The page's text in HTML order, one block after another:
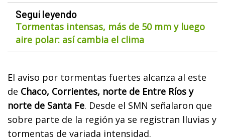
Seguí leyendo
Tormentas intensas, más de 50 mm y luego
aire polar: así cambia el clima
El aviso por tormentas fuertes alcanza al este
de Chaco, Corrientes, norte de Entre Ríos y
norte de Santa Fe. Desde el SMN señalaron que
sobre parte de la región ya se registran lluvias y
tormentas de variada intensidad.